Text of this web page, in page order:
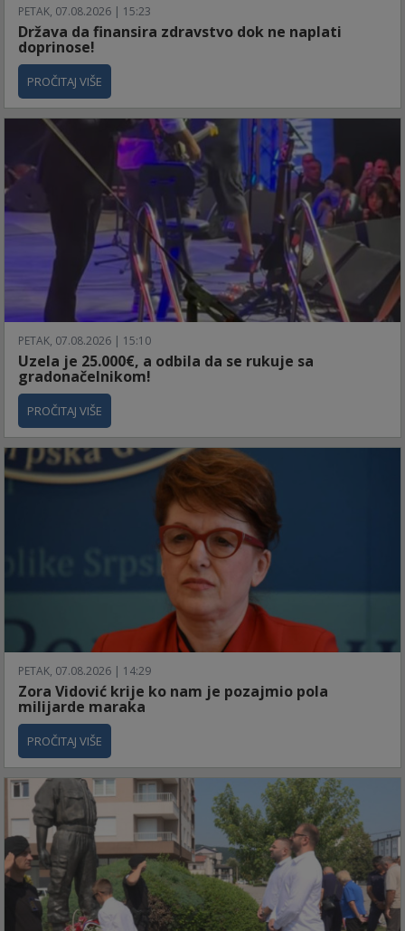
PETAK, 07.08.2026 | 15:23
Država da finansira zdravstvo dok ne naplati
doprinose!
PROČITAJ VIŠE
PETAK, 07.08.2026 | 15:10
Uzela je 25.000€, a odbila da se rukuje sa
gradonačelnikom!
PROČITAJ VIŠE
PETAK, 07.08.2026 | 14:29
Zora Vidović krije ko nam je pozajmio pola
milijarde maraka
PROČITAJ VIŠE